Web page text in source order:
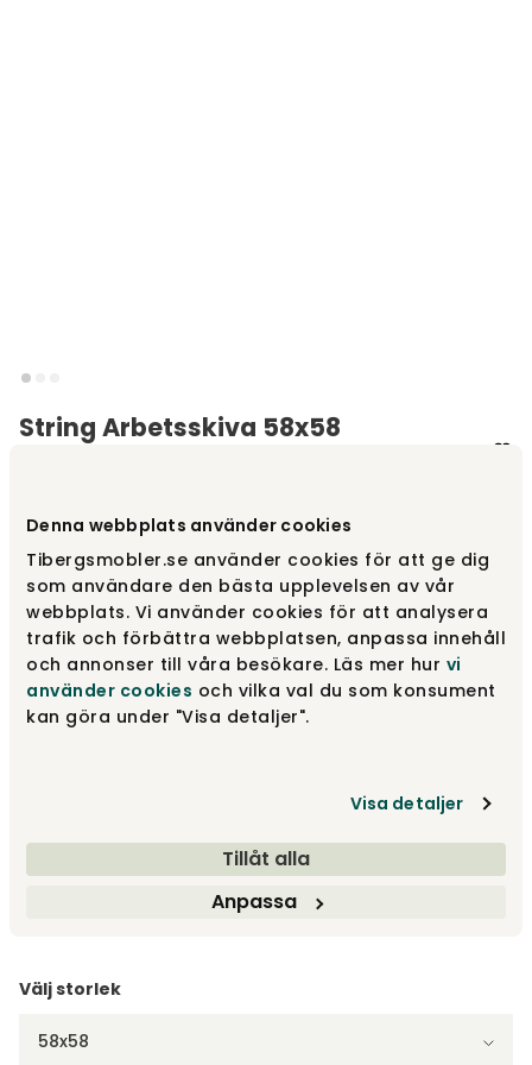
Denna webbplats använder cookies
Tibergsmobler.se använder cookies för att ge dig
som användare den bästa upplevelsen av vår
webbplats. Vi använder cookies för att analysera
trafik och förbättra webbplatsen, anpassa innehåll
och annonser till våra besökare. Läs mer hur vi
använder cookies och vilka val du som konsument
kan göra under "Visa detaljer".
Visa detaljer
Tillåt alla
Anpassa
String Arbetsskiva 58x58
Välj färgSvartbetsad ask
Svartbetsad ask
1 500 kr
Fåtal i lager
1 295 kr
Visa fler +5
Välj storlek
58x58